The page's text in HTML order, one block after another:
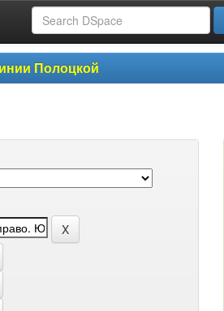
Полоцкой